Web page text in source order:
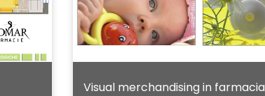
Visual merchandising in farmacia